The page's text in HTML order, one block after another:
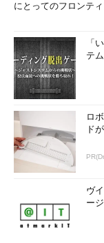
にとってのフロンテ
「
テ
ロ
ド
ヴ
ー